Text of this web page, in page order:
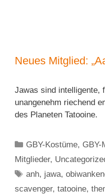
Neues Mitglied:
Jawas sind intelligente,
unangenehm riechend
des Planeten Tatooine.
Kategorien
GBY-Kostüme, GBY-
Mitglieder,
Schlagwörter
anh, jawa,
scavenger, tatooine,